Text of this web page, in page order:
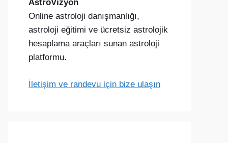
AstroVizyon
Online astroloji danışmanlığı,
astroloji eğitimi ve ücretsiz astrolojik
hesaplama araçları sunan astroloji
platformu.
İletişim ve randevu için bize ulaşın